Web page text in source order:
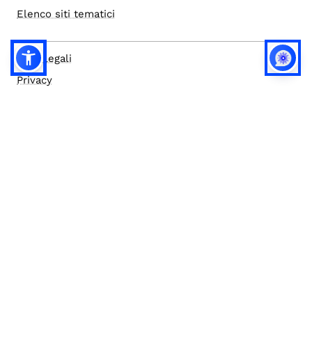
Elenco siti tematici
Note legali
Privacy